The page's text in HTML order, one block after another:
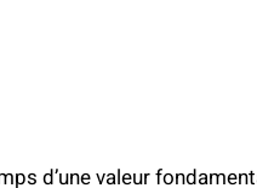
d’une valeur